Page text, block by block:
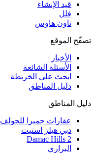
قيد الإنشاء
فلل
تاون هاوس
تصفّح الموقع
الأخبار
الأسئلة الشائعة
ابحث على الخريطة
دليل المناطق
دليل المناطق
عقارات جميرا للجولف
دبي هيلز استيت
Damac Hills 2
البراري